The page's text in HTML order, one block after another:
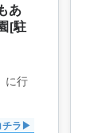
あ
[駐
に行
ラ